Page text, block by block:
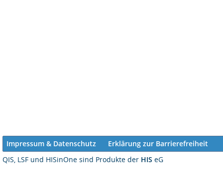
Impressum & Datenschutz
Erklärung zur Barrierefreiheit
QIS, LSF und HISinOne sind Produkte der HIS eG